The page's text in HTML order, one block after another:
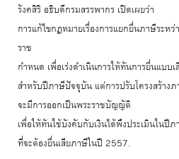
รังคสิริ อธิบดีกรมสรรพากร เปิดเผยว่า
การแก้ไขกฎหมายเรื่องการแยกยื่นภาษีระห
ราช
กำหนด เพื่อเร่งดำเนินการให้ทันการยื่นแบ
สำหรับปีภาษีปัจจุบัน แต่การปรับโครงสร้าง
จะมีการออกเป็นพระราชบัญญัติ
เพื่อให้ทันใช้บังคับกับเงินได้พึงประเมินในปี
ที่จะต้องยื่นเสียภาษีในปี 2557.